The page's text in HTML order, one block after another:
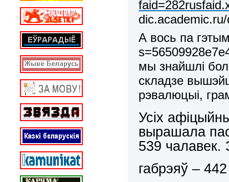
А вось па
s=56509928e7e
мы знайшлі
складзе
рэвалюцыі,
Усіх
вырашала
539 чалавек.
габрэяў –